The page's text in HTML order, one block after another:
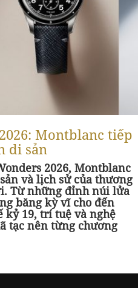
Montblanc tiếp
di sản
2026, Montblanc
và lịch sử của thương
Từ những đỉnh núi lửa
băng kỳ vĩ cho đến
kỷ 19, trí tuệ và nghệ
tạc nên từng chương